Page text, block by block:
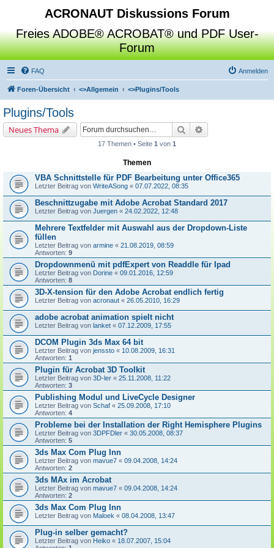
ACRONAUT Diskussions Forum
Freies ADOBE® ACROBAT® und PDF User-
Forum
FAQ Anmelden
Foren-Übersicht <>Allgemein <>Plugins/Tools
Plugins/Tools
Neues Thema Suche
17 Themen • Seite 1 von 1
Themen
VBA Schnittstelle für PDF Bearbeitung unter Office365
Letzter Beitrag von WriteASong « 07.07.2022, 08:35
Beschnittzugabe mit Adobe Acrobat Standard 2017
Letzter Beitrag von Juergen « 24.02.2022, 12:48
Mehrere Textfelder mit Auswahl aus der Dropdown-Liste
füllen
Letzter Beitrag von armine « 21.08.2019, 08:59
Antworten: 9
Dropdownmenü mit pdfExpert von Readdle für Ipad
Letzter Beitrag von Dorine « 09.01.2016, 12:59
Antworten: 8
3D-X-tension für den Adobe Acrobat endlich fertig
Letzter Beitrag von acronaut « 26.05.2010, 16:29
adobe acrobat animation spielt nicht
Letzter Beitrag von lanket « 07.12.2009, 17:55
DCOM Plugin 3ds Max 64 bit
Letzter Beitrag von jenssto « 10.08.2009, 16:31
Antworten: 1
Plugin für Acrobat 3D Toolkit
Letzter Beitrag von 3D-ler « 25.11.2008, 11:22
Antworten: 3
Publishing Modul und LiveCycle Designer
Letzter Beitrag von Schaf « 25.09.2008, 17:10
Antworten: 4
Probleme bei der Installation der Right Hemisphere Plugins
Letzter Beitrag von 3DPFDler « 30.05.2008, 08:37
Antworten: 5
3ds Max Com Plug Inn
Letzter Beitrag von mavue7 « 09.04.2008, 14:24
Antworten: 2
3ds MAx im Acrobat
Letzter Beitrag von mavue7 « 09.04.2008, 14:24
Antworten: 2
3ds Max Com Plug Inn
Letzter Beitrag von Maloek « 08.04.2008, 13:47
Plug-in selber gemacht?
Letzter Beitrag von Heiko « 18.07.2007, 15:04